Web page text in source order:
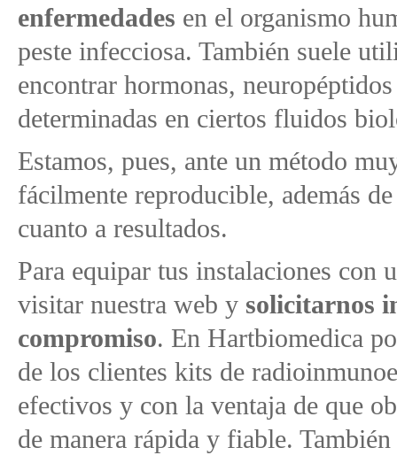
enfermedades en el organismo
peste infecciosa. También suele
encontrar hormonas,
determinadas en ciertos fluidos
Estamos, pues, ante un método
fácilmente reproducible, además
cuanto a resultados.
Para equipar tus instalaciones con
visitar nuestra web y solicitarnos
compromiso. En Hartbiomedica
de los clientes kits de
efectivos y con la ventaja de que
de manera rápida y fiable.